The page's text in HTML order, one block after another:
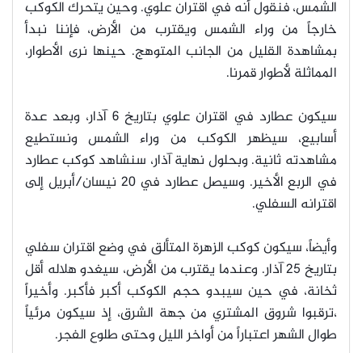
الشمس، فنقول أنه في اقتران علوي. وحين يتحرك الكوكب
خارجاً من وراء الشمس ويقترب من الأرض، فإننا نبدأ
بمشاهدة القليل من الجانب المتوهج. حينها نرى الأطوار،
المماثلة لأطوار قمرنا.
سيكون عطارد في اقتران علوي بتاريخ 6 آذار، وبعد عدة
أسابيع، سيظهر الكوكب من وراء الشمس ونستطيع
مشاهدته ثانية. وبحلول نهاية آذار، سنشاهد كوكب عطارد
في الربع الأخير. وسيصل عطارد في 20 نيسان/أبريل إلى
اقترانه السفلي.
وأيضاً، سيكون كوكب الزهرة المتألق في وضع اقتران سفلي
بتاريخ 25 آذار. وعندما يقترب من الأرض، سيغدو هلاله أقل
ثخانة، في حين سيبدو حجم الكوكب أكبر فأكبر. وأخيراً
،ترقبوا شروق المشتري من جهة الشرق، إذ سيكون مرئياً
طوال الشهر اعتباراً من أواخر الليل وحتى طلوع الفجر.